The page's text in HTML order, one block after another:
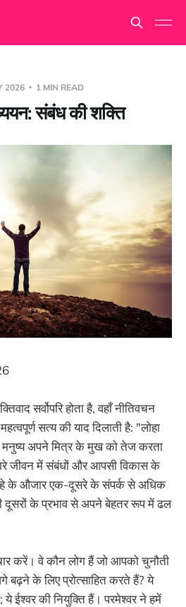
2026 1 MIN READ
संबंध की शक्ति
सर्वोपरि होता है, वहाँ नीतिवचन
सत्य की याद दिलाती है: "लोहा
मनुष्य अपने मित्र के मुख को तेज करता
जीवन में संबंधों और आपसी विकास के
के औजार एक-दूसरे के संपर्क से अधिक
दूसरों के प्रभाव से अपने बेहतर रूप में ढल
करें। वे कौन लोग हैं जो आपको चुनौती
के लिए प्रोत्साहित करते हैं? ये
ईश्वर की नियुक्ति हैं। परमेश्वर ने हमें